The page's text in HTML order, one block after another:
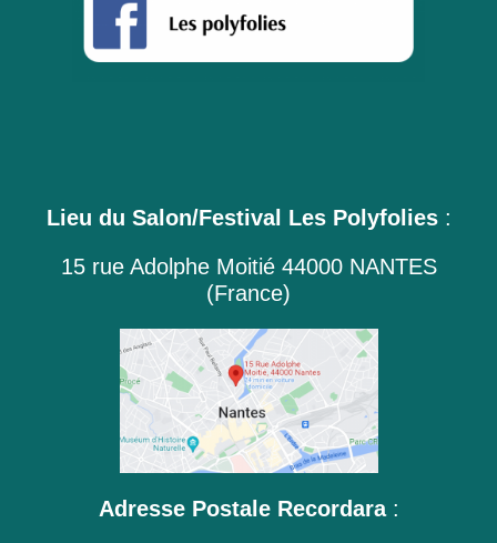
Lieu du Salon/Festival Les Polyfolies:
15 rue Adolphe Moitié 44000 NANTES
(France)
Adresse Postale Recordara: